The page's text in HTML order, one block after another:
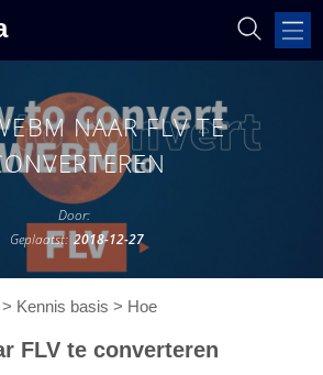
NAAR FLV TE
Door:
Geplaatst: 2018-12-27
Kennis basis > Hoe
FLV te converteren